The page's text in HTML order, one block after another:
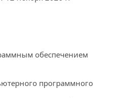
обеспечением
программного